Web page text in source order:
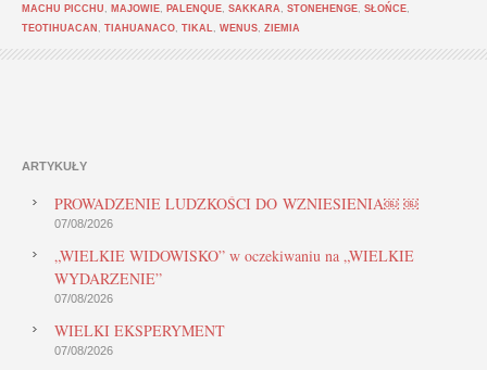
MACHU PICCHU
MAJOWIE PALENQUE SAKKARA STONEHENGE SŁOŃCE
TEOTIHUACAN
TIAHUANACO TIKAL WENUS ZIEMIA
ARTYKUŁY
PROWADZENIE LUDZKOŚCI DO WZNIESIENIA￼ ￼
07/08/2026
„WIELKIE WIDOWISKO” w oczekiwaniu na „WIELKIE
WYDARZENIE”
07/08/2026
WIELKI EKSPERYMENT
07/08/2026